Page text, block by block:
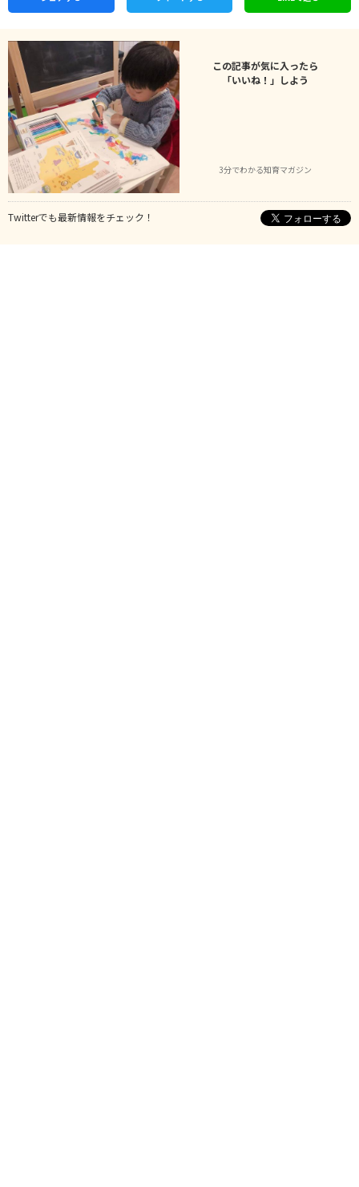
この記事が気に入ったら
「いいね！」しよう
3分でわかる知育マガジン
Twitterでも最新情報をチェック！